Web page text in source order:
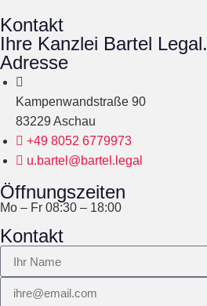
Kontakt
Ihre Kanzlei Bartel Legal.
Adresse
Kampenwandstraße 90
83229 Aschau
+49 8052 6779973
u.bartel@bartel.legal
Öffnungszeiten
Mo – Fr 08:30 – 18:00
Kontakt